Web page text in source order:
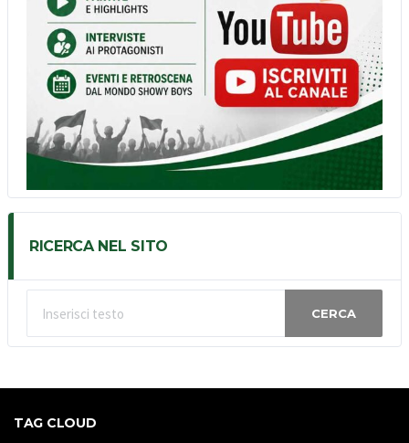
RICERCA NEL SITO
CERCA
TAG CLOUD